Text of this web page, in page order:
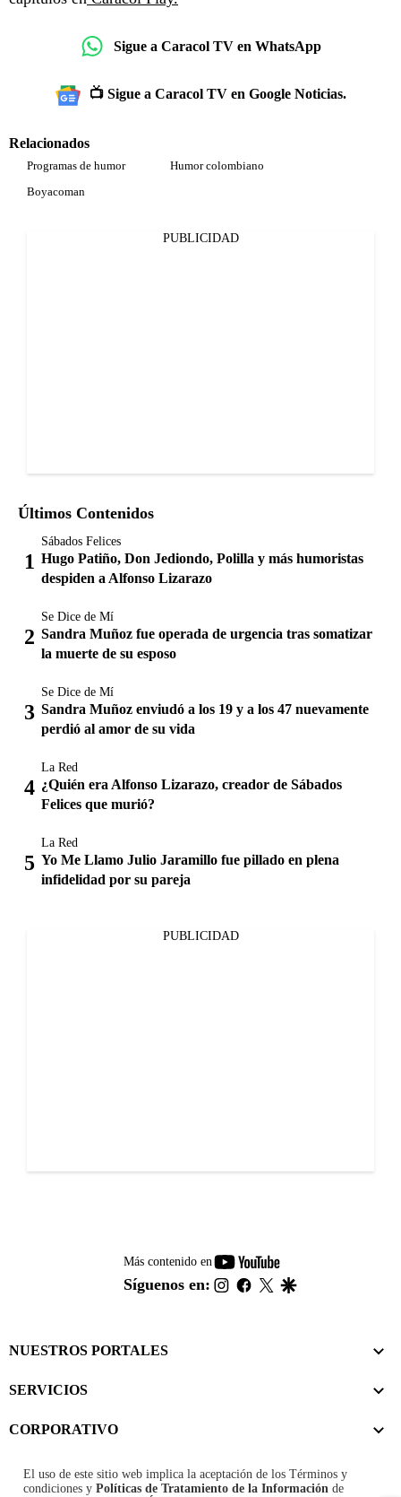
Sigue a Caracol TV en WhatsApp
📺 Sigue a Caracol TV en Google Noticias.
Relacionados
Programas de humor
Humor colombiano
Boyacoman
PUBLICIDAD
Últimos Contenidos
Sábados Felices
Hugo Patiño, Don Jediondo, Polilla y más humoristas
despiden a Alfonso Lizarazo
Se Dice de Mí
Sandra Muñoz fue operada de urgencia tras somatizar
la muerte de su esposo
Se Dice de Mí
Sandra Muñoz enviudó a los 19 y a los 47 nuevamente
perdió al amor de su vida
La Red
¿Quién era Alfonso Lizarazo, creador de Sábados
Felices que murió?
La Red
Yo Me Llamo Julio Jaramillo fue pillado en plena
infidelidad por su pareja
PUBLICIDAD
Más contenido en
youtube-
footer
Síguenos en: instagram
facebook
twitter
NUESTROS PORTALES
SERVICIOS
CORPORATIVO
El uso de este sitio web implica la aceptación de los Términos y
condiciones y Políticas de Tratamiento de la Información de